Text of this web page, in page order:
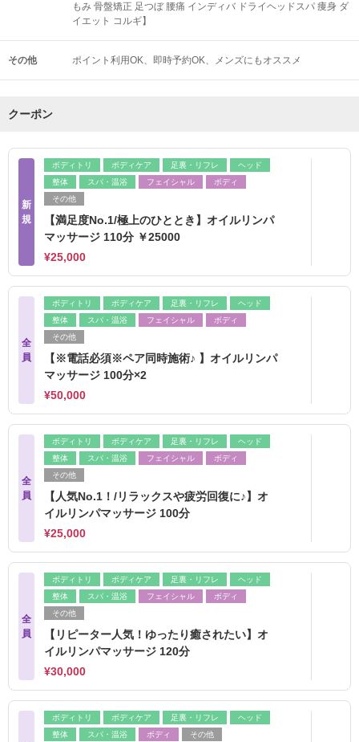
もみ 骨盤矯正 足つぼ 腰痛 インディバ ドライヘッドスパ 痩身 ダ
イエット コルギ】
その他 ポイント利用OK 即時予約OK メンズにもオススメ
クーポン
新
規
ボディトリ ボディケア 足裏・リフレ
ヘッド
整体
スパ・温浴 フェイシャル
ボディ
その他
【満足度No.1/極上のひととき】オイルリンパ
マッサージ 110分 ￥25000
¥25,000
全
員
ボディトリ ボディケア 足裏・リフレ
ヘッド
整体
スパ・温浴 フェイシャル
ボディ
その他
【※電話必須※ペア同時施術♪ 】オイルリンパ
マッサージ 100分×2
¥50,000
全
員
ボディトリ ボディケア 足裏・リフレ
ヘッド
整体
スパ・温浴 フェイシャル
ボディ
その他
【人気No.1！/リラックスや疲労回復に♪】オ
イルリンパマッサージ 100分
¥25,000
全
員
ボディトリ ボディケア 足裏・リフレ
ヘッド
整体
スパ・温浴 フェイシャル
ボディ
その他
【リピーター人気！ゆったり癒されたい】オ
イルリンパマッサージ 120分
¥30,000
ボディトリ ボディケア 足裏・リフレ
ヘッド
整体
スパ・温浴 ボディ その他